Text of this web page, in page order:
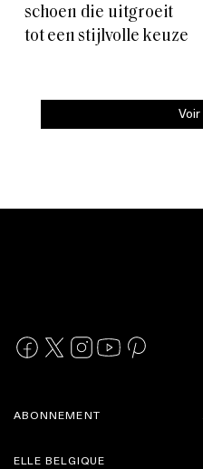
schoen die uitgroeit
tot een stijlvolle keuze
ABONNEMENT
ELLE BELGIQUE